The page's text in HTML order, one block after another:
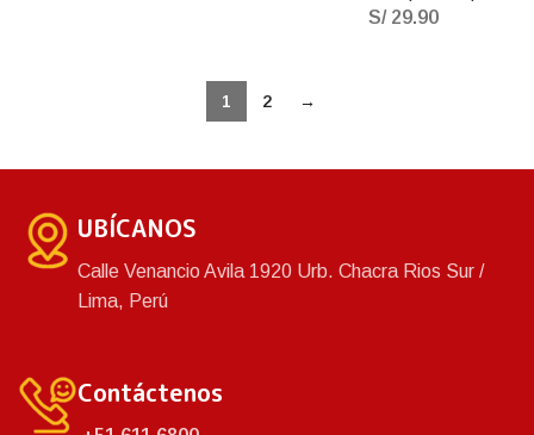
S/29.90
1 2 →
UBÍCANOS
Calle Venancio Avila 1920 Urb. Chacra Rios Sur /
Lima, Perú
Contáctenos